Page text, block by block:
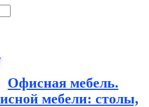
Офисная мебель.
мебели: столы,